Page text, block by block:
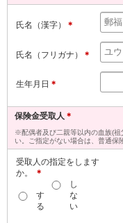
氏名（漢字） ＊
氏名（フリガナ） ＊
生年月日 ＊
保険金受取人 ＊
※配偶者及び二親等以内の血族(祖
い。ご指定がない場合は、普通保
受取人の指定をします
か。
＊
す
る
し
な
い